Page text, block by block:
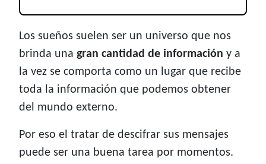
Los sueños suelen ser un universo que nos
brinda una gran cantidad de información y a
la vez se comporta como un lugar que recibe
toda la información que podemos obtener
del mundo externo.
Por eso el tratar de descifrar sus mensajes
puede ser una buena tarea por momentos.